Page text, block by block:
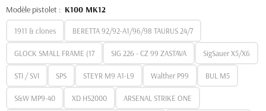
Modèle pistolet : K100 MK12
1911 & clones BERETTA 92/92-A1/96/98 TAURUS 24/7
GLOCK SMALL FRAME (17 SIG 226 - CZ 99 ZASTAVA SigSauer X5/X6
STI / SVI SPS STEYR M9 A1-L9 Walther P99 BUL M5
S&W MP9-40 XD HS2000 ARSENAL STRIKE ONE